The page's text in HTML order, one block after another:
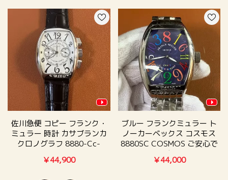
佐川急便 コピー フランク・
ミュラー 時計 カサブランカ
クロノグラフ 8880-Cc-
￥44,900
ブルー フランクミュラー ト
ノーカーベックス コスモス
8880SC COSMOS ご安心で
楽
￥44,000